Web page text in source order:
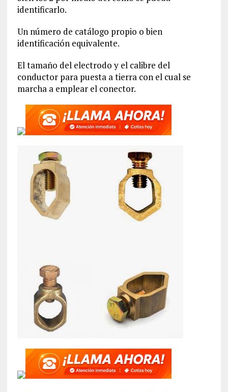
identificarlo.
Un número de catálogo propio o bien
identificación equivalente.
El tamaño del electrodo y el calibre del
conductor para puesta a tierra con el cual se
marcha a emplear el conector.